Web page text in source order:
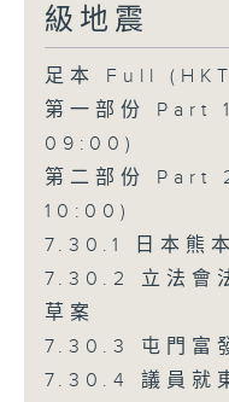
級地震
足本 Full
第一部份 Part
09:00)
第二部份
10:00)
7.30.1 日本熊
7.30.2 立法會
草案
7.30.3 屯門富
7.30.4 議員就